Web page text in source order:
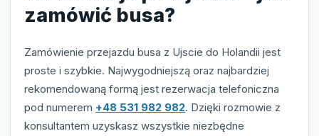
zamówić busa?
Zamówienie przejazdu busa z Ujscie do Holandii jest
proste i szybkie. Najwygodniejszą oraz najbardziej
rekomendowaną formą jest rezerwacja telefoniczna
pod numerem +48 531 982 982. Dzięki rozmowie z
konsultantem uzyskasz wszystkie niezbędne